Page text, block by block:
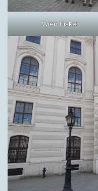
Wien Fiaker